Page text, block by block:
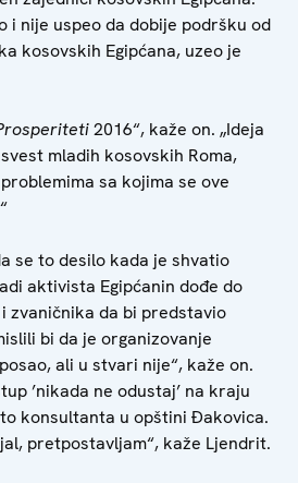
i nije uspeo da dobije podršku od
kosovskih Egipćana, uzeo je
2016“, kaže on. „Ideja
mladih kosovskih Roma,
sa kojima se ove
se to desilo kada je shvatio
aktivista Egipćanin dođe do
zvaničnika da bi predstavio
bi da je organizovanje
ali u stvari nije“, kaže on.
’nikada ne odustaj’ na kraju
konsultanta u opštini Đakovica.
pretpostavljam“, kaže Ljendrit.